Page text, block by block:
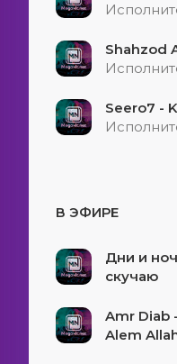
В ЭФИРЕ
Дни и
скучаю
Amr Diab
Alem